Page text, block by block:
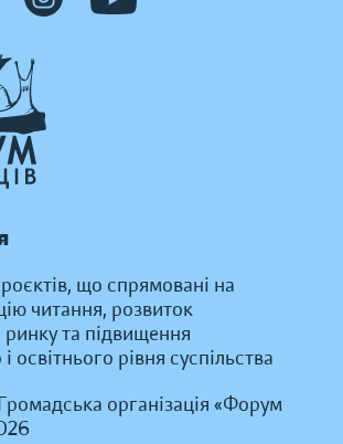
що спрямовані на
читання, розвиток
та підвищення
освітнього рівня суспільства
організація «Форум